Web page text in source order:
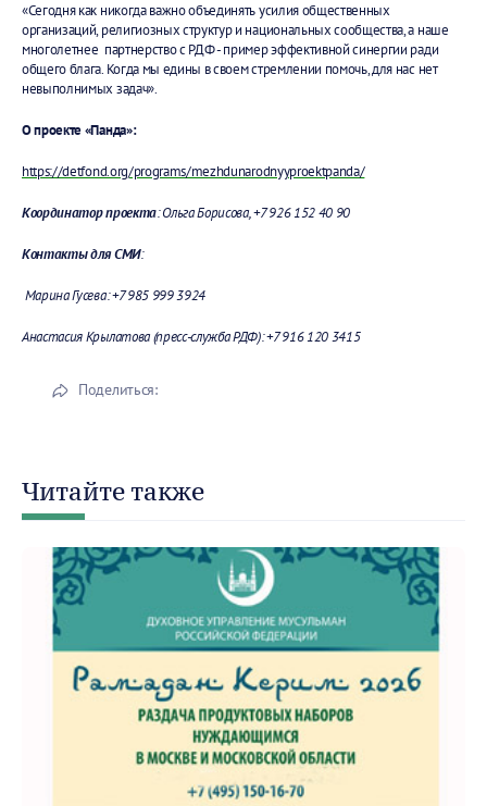
«Сегодня как никогда важно объединять усилия общественных
организаций, религиозных структур и национальных сообщества, а наше
многолетнее партнерство с РДФ - пример эффективной синергии ради
общего блага. Когда мы едины в своем стремлении помочь, для нас нет
невыполнимых задач».
О проекте «Панда»:
https://detfond.org/programs/mezhdunarodnyyproektpanda/
Координатор проекта: Ольга Борисова, +7 926 152 40 90
Контакты для СМИ:
Марина Гусева: +7 985 999 3924
Анастасия Крылатова (пресс-служба РДФ): +7 916 120 3415
Поделиться:
Читайте также